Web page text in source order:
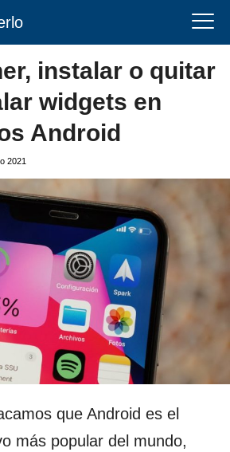
instalar o quitar
widgets en
Android
2021
que Android es el
más popular del mundo,